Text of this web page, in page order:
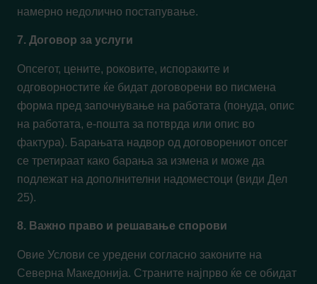
намерно недолично постапување.
7. Договор за услуги
Опсегот, цените, роковите, испораките и
одговорностите ќе бидат договорени во писмена
форма пред започнување на работата (понуда, опис
на работата, е-пошта за потврда или опис во
фактура). Барањата надвор од договорениот опсег
се третираат како барања за измена и може да
подлежат на дополнителни надоместоци (види Дел
25).
8. Важно право и решавање спорови
Овие Услови се уредени согласно законите на
Северна Македонија. Страните најпрво ќе се обидат